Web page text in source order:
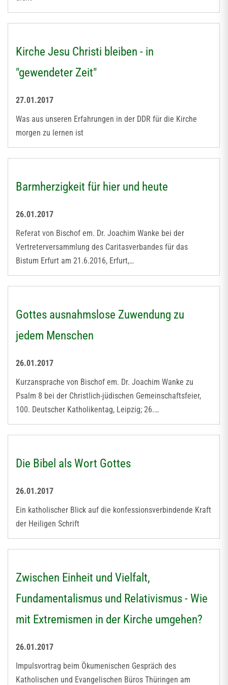
Kirche Jesu Christi bleiben - in
"gewendeter Zeit"
27.01.2017
Was aus unseren Erfahrungen in der DDR für die Kirche
morgen zu lernen ist
Barmherzigkeit für hier und heute
26.01.2017
Referat von Bischof em. Dr. Joachim Wanke bei der
Vertreterversammlung des Caritasverbandes für das
Bistum Erfurt am 21.6.2016, Erfurt,…
Gottes ausnahmslose Zuwendung zu
jedem Menschen
26.01.2017
Kurzansprache von Bischof em. Dr. Joachim Wanke zu
Psalm 8 bei der Christlich-jüdischen Gemeinschaftsfeier,
100. Deutscher Katholikentag, Leipzig; 26.…
Die Bibel als Wort Gottes
26.01.2017
Ein katholischer Blick auf die konfessionsverbindende Kraft
der Heiligen Schrift
Zwischen Einheit und Vielfalt,
Fundamentalismus und Relativismus - Wie
mit Extremismen in der Kirche umgehen?
26.01.2017
Impulsvortrag beim Ökumenischen Gespräch des
Katholischen und Evangelischen Büros Thüringen am